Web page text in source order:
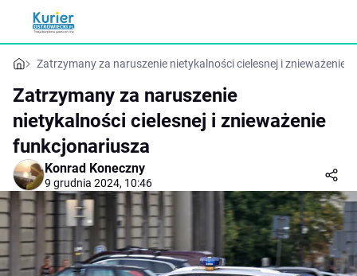
Zatrzymany za naruszenie nietykalności cielesnej i znieważenie
Zatrzymany za naruszenie
nietykalności cielesnej i znieważenie
funkcjonariusza
Konrad Koneczny
9 grudnia 2024, 10:46